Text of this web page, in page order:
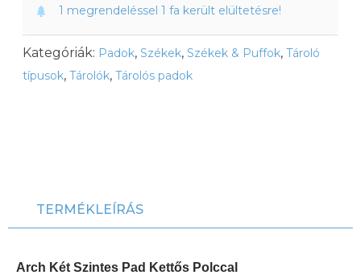
1 megrendeléssel 1 fa került elültetésre!
Kategóriák: Padok, Székek, Székek & Puffok, Tároló
típusok, Tárolók, Tárolós padok
TERMÉKLEÍRÁS
Arch Két Szintes Pad Kettős Polccal